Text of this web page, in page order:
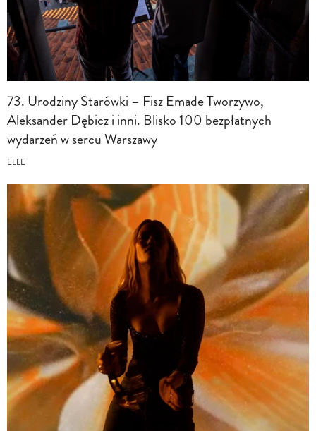
73. Urodziny Starówki – Fisz Emade Tworzywo,
Aleksander Dębicz i inni. Blisko 100 bezpłatnych
wydarzeń w sercu Warszawy
ELLE